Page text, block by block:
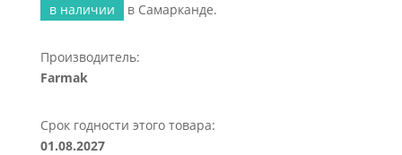
в наличии
в Самарканде.
Производитель:
Farmak
Срок годности этого товара:
01.08.2027